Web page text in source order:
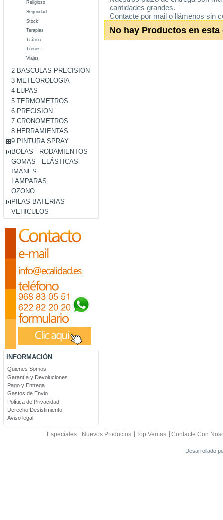
Religioso
Seguridad
Stock
Terapias
Tráfico
Trenes
Viajes
2 BASCULAS PRECISION
3 METEOROLOGIA
4 LUPAS
5 TERMOMETROS
6 PRECISION
7 CRONOMETROS
8 HERRAMIENTAS
9 PINTURA SPRAY
BOLAS - RODAMIENTOS
GOMAS - ELÁSTICAS
IMANES
LAMPARAS
OZONO
PILAS-BATERIAS
VEHICULOS
INFORMACIÓN
Quienes Somos
Garantía y Devoluciones
Pago y Entrega
Gastos de Envio
Política de Privacidad
Derecho Desistimiento
Aviso legal
cantidades grandes.
Contacte por mail o llámenos sin
No hay Productos en esta
Especiales Nuevos Productos Top Ventas Contacte Con
Desarrollado